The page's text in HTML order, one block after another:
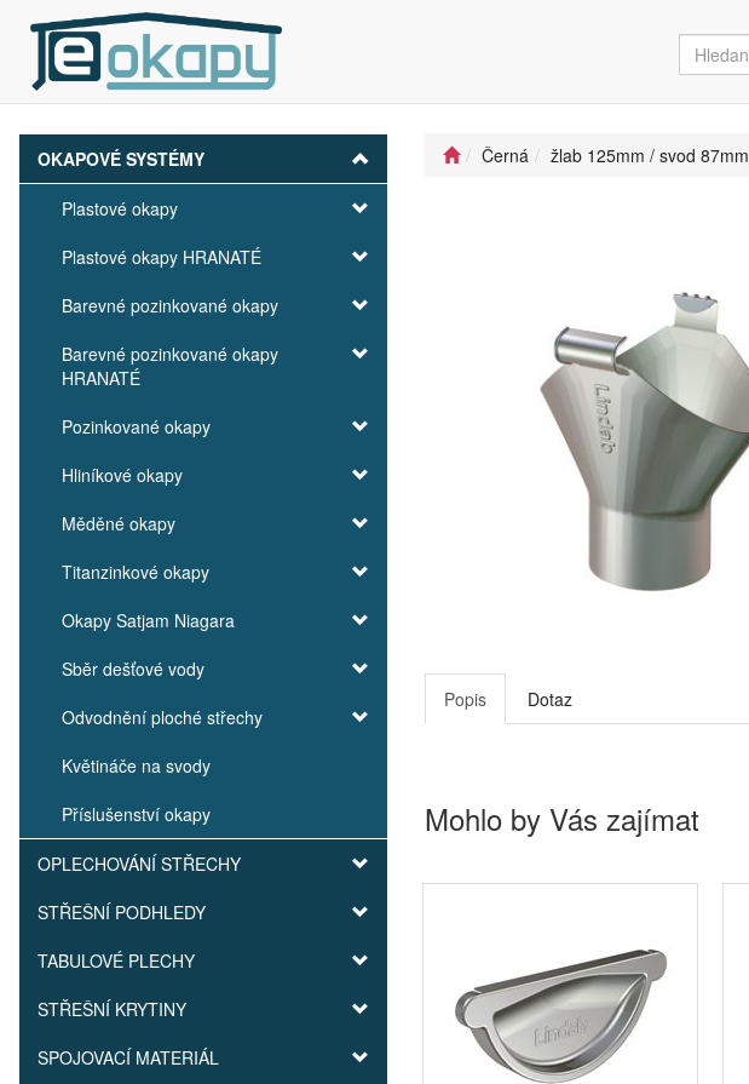
OKAPOVÉ SYSTÉMY
Plastové okapy
Plastové okapy HRANATÉ
Barevné pozinkované okapy
Barevné pozinkované okapy
HRANATÉ
Pozinkované okapy
Hliníkové okapy
Měděné okapy
Titanzinkové okapy
Okapy Satjam Niagara
Sběr dešťové vody
Odvodnění ploché střechy
Květináče na svody
Příslušenství okapy
OPLECHOVÁNÍ STŘECHY
STŘEŠNÍ PODHLEDY
TABULOVÉ PLECHY
STŘEŠNÍ KRYTINY
SPOJOVACÍ MATERIÁL
Černá žlab 125mm / svod 87mm
Popis Dotaz
Mohlo by Vás zajímat